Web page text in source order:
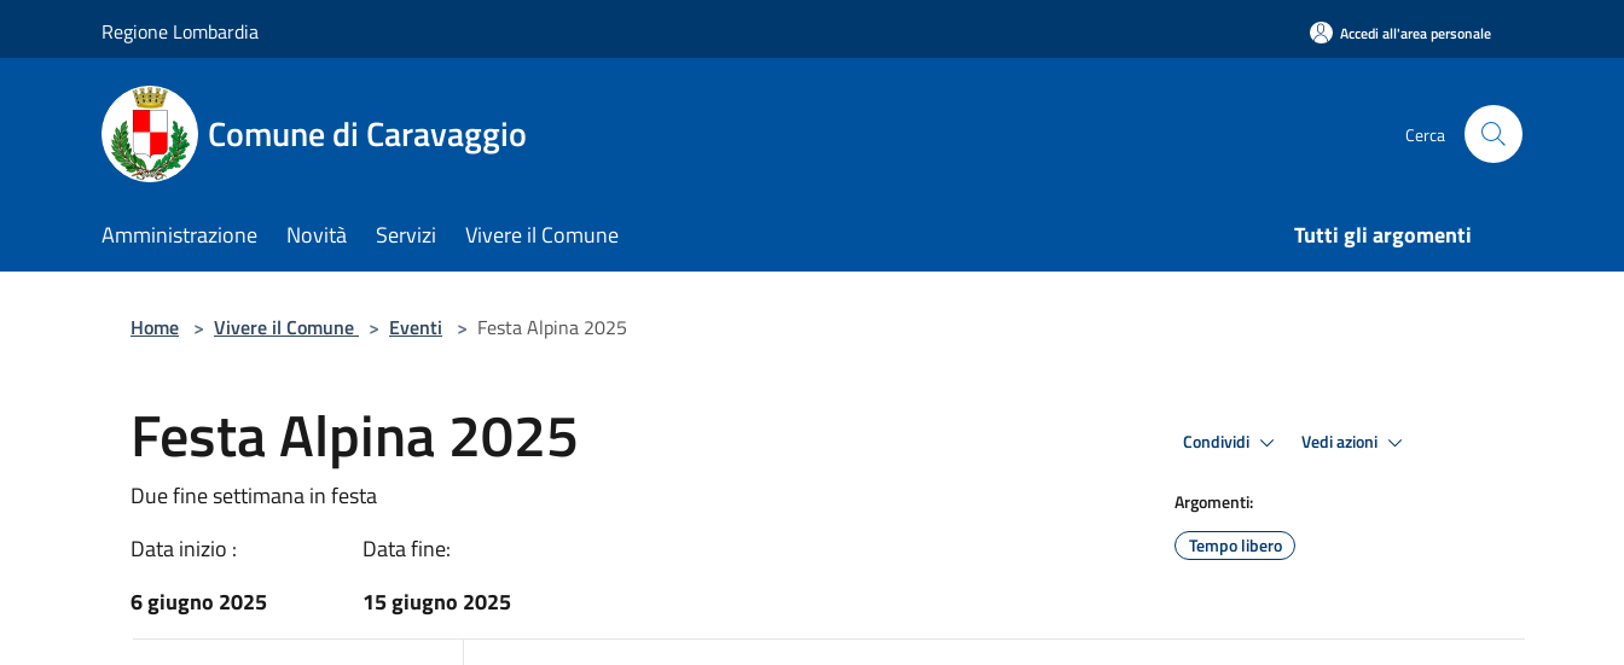
Regione Lombardia Accedi all'area personale
Comune di Caravaggio Cerca
Amministrazione Novità Servizi Vivere il Comune Tutti gli argomenti
Home > Vivere il Comune > Eventi > Festa Alpina 2025
Festa Alpina 2025
Due fine settimana in festa
Data inizio :
6 giugno 2025
Data fine:
15 giugno 2025
Condividi Vedi azioni
Argomenti:
Tempo libero